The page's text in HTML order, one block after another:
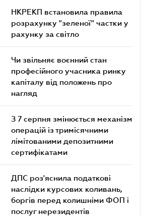
НКРЕКП встановила правила
розрахунку "зеленої" частки у
рахунку за світло
Чи звільняє воєнний стан
професійного учасника ринку
капіталу від положень про
нагляд
З 7 серпня змінюється механізм
операцій із тримісячними
лімітованими депозитними
сертифікатами
ДПС роз'яснила податкові
наслідки курсових коливань,
боргів перед колишніми ФОП і
послуг нерезидентів